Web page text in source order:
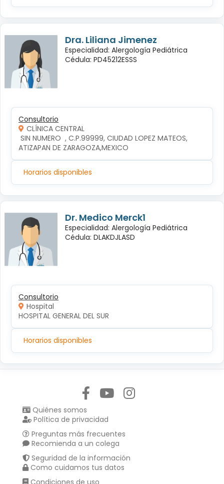
Dra. Liliana Jimenez
Especialidad: Alergología Pediátrica
Cédula: PD45212ESSS
Consultorio
CLÍNICA CENTRAL
ATIZAPAN DE ZARAGOZA,MEXICO
Horarios disponibles
Dr. Medico Merck1
Especialidad: Alergología Pediátrica
Cédula: DLAKDJLASD
Consultorio
Hospital
HOSPITAL GENERAL DEL SUR
Horarios disponibles
Quiénes somos
Política de privacidad
Preguntas más frecuentes
Recomienda a un colega
Seguridad de la información
Como cuidamos tus datos
Condiciones de uso